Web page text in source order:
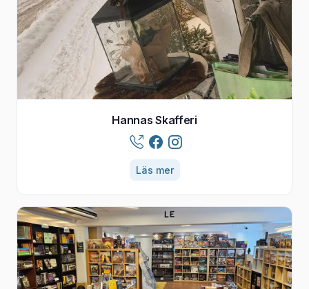
Hannas Skafferi
Läs mer